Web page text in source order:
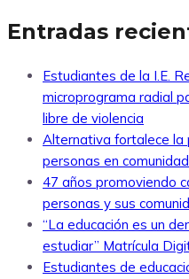
Entradas
Estudiantes de la I.E.
microprograma radial
libre de violencia
Alternativa fortalece la
personas en
47 años promoviendo
personas y sus
“La educación es un
estudiar” Matrícula
Estudiantes de